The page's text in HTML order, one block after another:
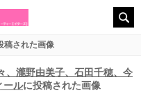
稿された画像
、瀧野由美子、石田千穂、今
ールに投稿された画像